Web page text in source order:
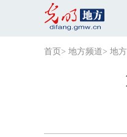
首页 > 地方频道> 地